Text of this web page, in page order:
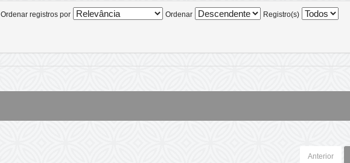
Ordenar registros por Ordenar Registro(s)
Anterior